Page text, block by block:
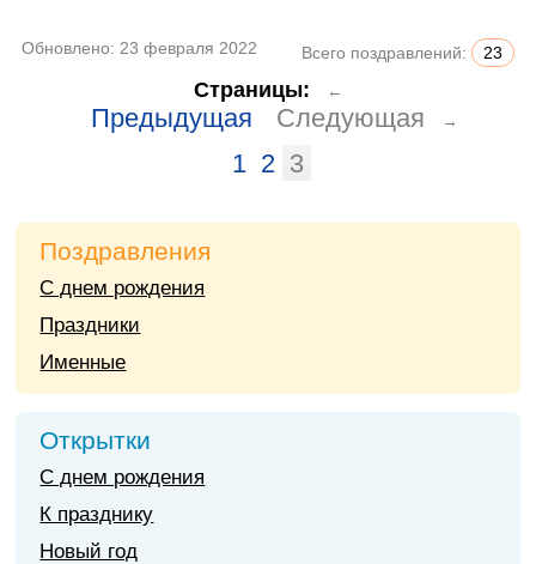
Обновлено: 23 февраля 2022 Всего поздравлений: 23
Страницы: ←
Предыдущая Следующая →
1 2 3
Поздравления
С днем рождения
Праздники
Именные
Открытки
С днем рождения
К празднику
Новый год